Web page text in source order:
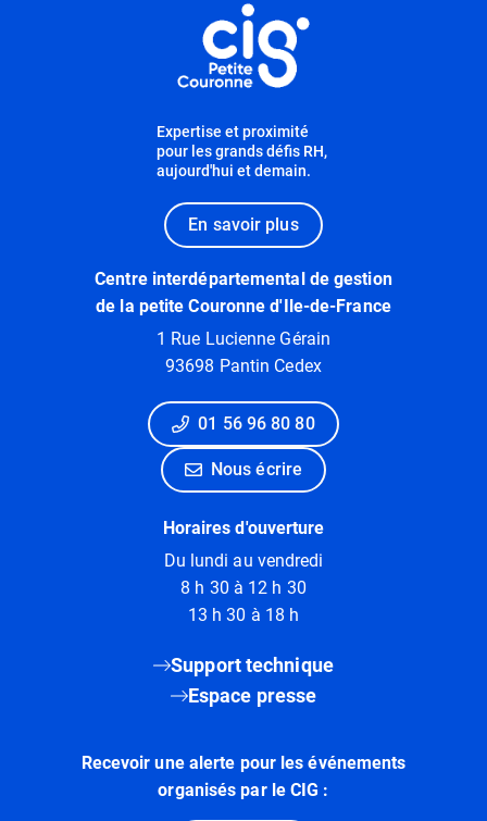
Expertise et proximité
pour les grands défis RH,
aujourd'hui et demain.
En savoir plus
Centre interdépartemental de gestion
de la petite Couronne d'Ile-de-France
1 Rue Lucienne Gérain
93698 Pantin Cedex
01 56 96 80 80
Nous écrire
Horaires d'ouverture
Du lundi au vendredi
8 h 30 à 12 h 30
13 h 30 à 18 h
Support technique
Espace presse
Recevoir une alerte pour les événements
organisés par le CIG :